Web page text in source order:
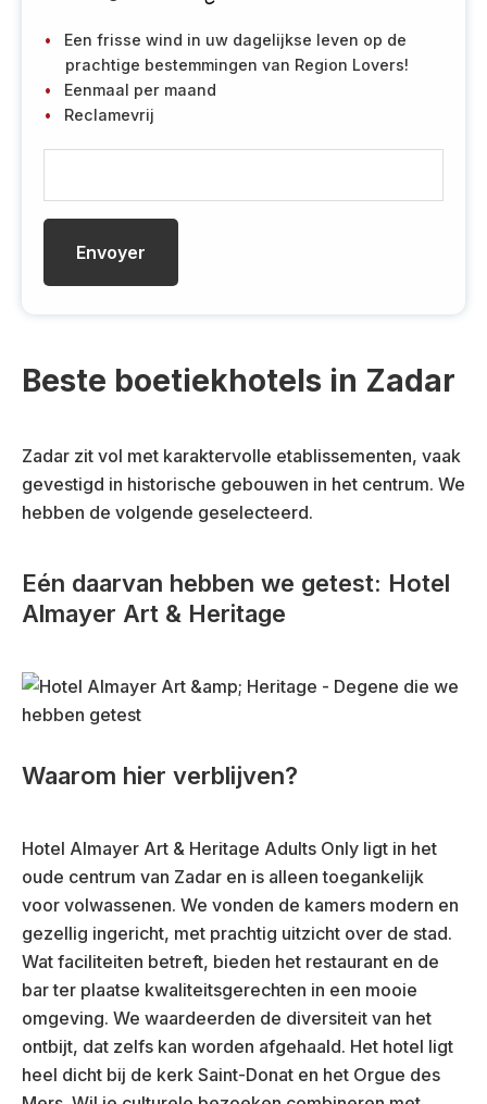
Een frisse wind in uw dagelijkse leven op de
prachtige bestemmingen van Region Lovers!
Eenmaal per maand
Reclamevrij
m
Beste boetiekhotels in Zadar
Zadar zit vol met karaktervolle etablissementen, vaak
gevestigd in historische gebouwen in het centrum. We
hebben de volgende geselecteerd.
Eén daarvan hebben we getest: Hotel
Almayer Art & Heritage
Waarom hier verblijven?
Hotel Almayer Art & Heritage Adults Only ligt in het
oude centrum van Zadar en is alleen toegankelijk
voor volwassenen. We vonden de kamers modern en
gezellig ingericht, met prachtig uitzicht over de stad.
Wat faciliteiten betreft, bieden het restaurant en de
bar ter plaatse kwaliteitsgerechten in een mooie
omgeving. We waardeerden de diversiteit van het
ontbijt, dat zelfs kan worden afgehaald. Het hotel ligt
heel dicht bij de kerk Saint-Donat en het Orgue des